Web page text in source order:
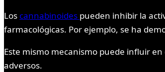
Los cannabinoides pueden inhibir la
farmacológicas. Por ejemplo, se ha
Este mismo mecanismo puede influir
adversos.